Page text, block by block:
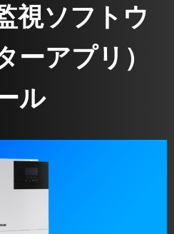
視ソフトウ
ーアプリ）
ル